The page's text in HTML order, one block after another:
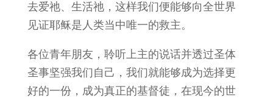
去爱祂、生活祂，这样我们便能够向全世界
见证耶稣是人类当中唯一的救主。
各位青年朋友，聆听上主的说话并透过圣体
圣事坚强我们自己，我们就能够成为选择更
好的一份，成为真正的基督徒，在现今的世